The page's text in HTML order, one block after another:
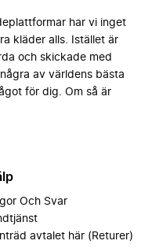
har vi inget
kläder alls. Istället är
och skickade med
av världens bästa
för dig. Om så är
Och Svar
avtalet här (Returer)